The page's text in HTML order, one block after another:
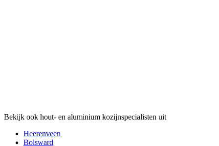
Bekijk ook hout- en aluminium kozijnspecialisten uit
Heerenveen
Bolsward